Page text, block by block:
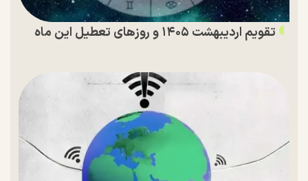
تقویم اردیبهشت ۱۴۰۵ و روز‌های تعطیل این ماه